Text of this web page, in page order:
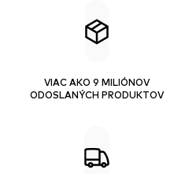
VIAC AKO 9 MILIÓNOV
ODOSLANÝCH PRODUKTOV